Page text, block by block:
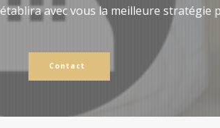
avec vous la meilleure stratégie
Contact